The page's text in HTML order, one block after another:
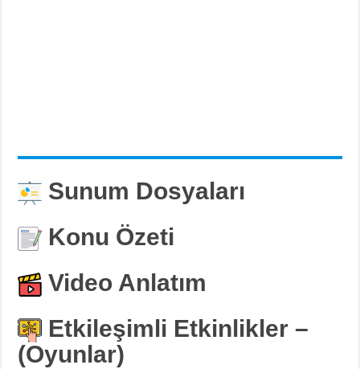
Sunum Dosyaları
Konu Özeti
Video Anlatım
Etkileşimli Etkinlikler –
(Oyunlar)